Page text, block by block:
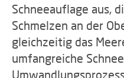
Schneeauflage aus,
Schmelzen an der
gleichzeitig das
umfangreiche